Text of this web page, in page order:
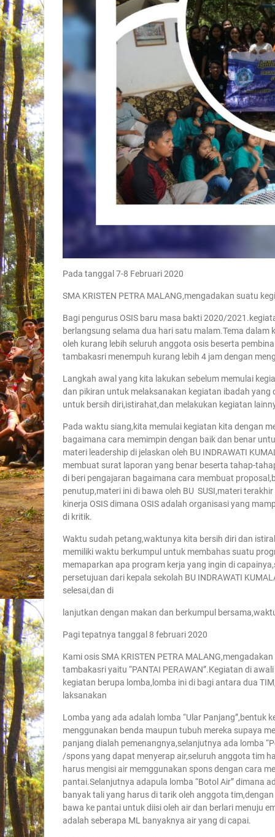
Pada tanggal 7-8 Februari 2020
SMA KRISTEN PETRA MALANG,mengadakan suatu
Bagi pengurus OSIS baru masa bakti 2020/
berlangsung selama dua hari satu malam.Tema dalam
oleh kurang lebih seluruh anggota osis beserta
tambakasri menempuh kurang lebih 4 jam dengan
Langkah awal yang kita lakukan sebelum memulai
dan pikiran untuk melaksanakan kegiatan ibadah yang
untuk bersih diri,istirahat,dan melakukan kegiatan
Pada waktu siang,kita memulai kegiatan kita dengan
bagaimana cara memimpin dengan baik dan benar
materi leadership di jelaskan oleh BU INDRAWATI
membuat surat laporan yang benar beserta tahap-
di beri pengajaran bagaimana cara membuat
penutup,materi ini di bawa oleh BU SUSI,materi
kinerja OSIS dimana OSIS adalah organisasi yang
di kritik.
Waktu sudah petang,waktunya kita bersih diri dan
memiliki waktu berkumpul untuk membahas suatu
memaparkan apa program kerja yang ingin di
persetujuan dari kepala sekolah BU INDRAWATI
selesai,dan di
lanjutkan dengan makan dan berkumpul
Pagi tepatnya tanggal 8 februari 2020
Kami osis SMA KRISTEN PETRA
tambakasri yaitu “PANTAI PERAWAN”.Kegiatan di
kegiatan berupa lomba,lomba ini di bagi antara dua
laksanakan
Lomba yang ada adalah lomba “Ular
menggunakan benda maupun tubuh mereka supaya
panjang dialah pemenangnya,selanjutnya ada lomba
/spons yang dapat menyerap air,seluruh anggota tim
harus mengisi air memggunakan spons dengan cara
pantai.Selanjutnya adapula lomba “Botol Air” dimana
banyak tali yang harus di tarik oleh anggota
bawa ke pantai untuk diisi oleh air dan berlari menuju
adalah seberapa ML banyaknya air yang di capai.